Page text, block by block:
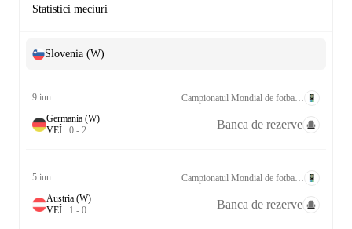
Statistici meciuri
Slovenia (W)
9 iun.
Germania (W)
VEÎ 0 - 2 Banca de rezerve
5 iun.
Austria (W)
VEÎ 1 - 0 Banca de rezerve